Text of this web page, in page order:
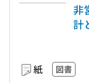
非
計
紙 図書